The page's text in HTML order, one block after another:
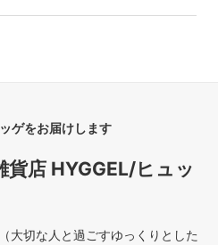
ゲをお届けします
店 HYGGEL/ヒュッ
大切な人と過ごすゆっくりとした